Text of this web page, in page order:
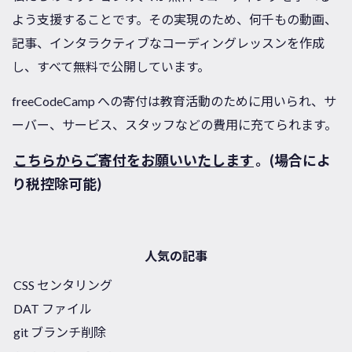
よう支援することです。その実現のため、何千もの動画、
記事、インタラクティブなコーディングレッスンを作成
し、すべて無料で公開しています。
freeCodeCamp への寄付は教育活動のために用いられ、サ
ーバー、サービス、スタッフなどの費用に充てられます。
こちらからご寄付をお願いいたします。(場合によ
り税控除可能)
人気の記事
CSS センタリング
DAT ファイル
git ブランチ削除